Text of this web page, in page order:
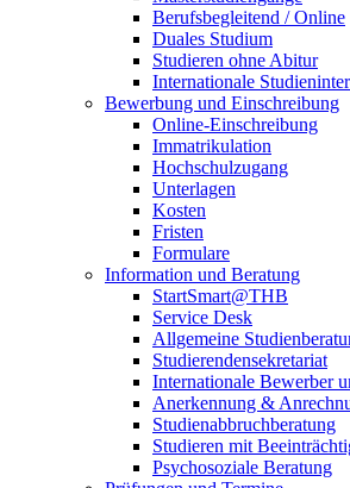
Berufsbegleitend / Online
Duales Studium
Studieren ohne Abitur
Internationale
Bewerbung und Einschreibung
Online-Einschreibung
Immatrikulation
Hochschulzugang
Unterlagen
Kosten
Fristen
Formulare
Information und Beratung
StartSmart@THB
Service Desk
Allgemeine
Studierendensekretariat
Internationale Bewerber
Anerkennung &
Studienabbruchberatung
Studieren mit
Psychosoziale Beratung